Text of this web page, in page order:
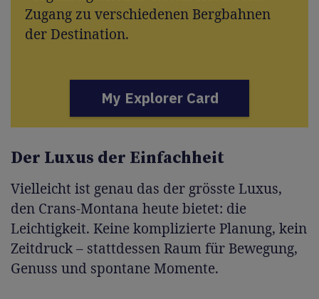
Zugang zu verschiedenen Bergbahnen
der Destination.
My Explorer Card
Der Luxus der Einfachheit
Vielleicht ist genau das der grösste Luxus,
den Crans-Montana heute bietet: die
Leichtigkeit. Keine komplizierte Planung, kein
Zeitdruck – stattdessen Raum für Bewegung,
Genuss und spontane Momente.